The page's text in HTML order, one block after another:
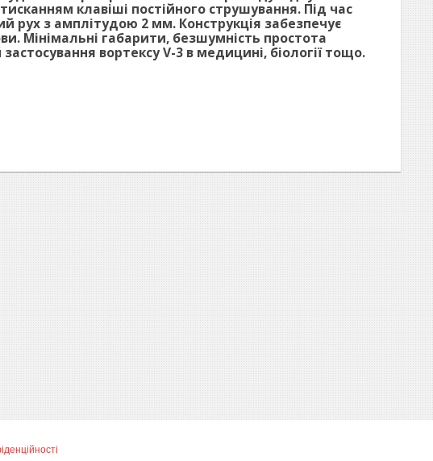
клавіші постійного струшування. Під час
рух з амплітудою 2 мм. Конструкція забезпечує
Мінімальні габарити, безшумність простота
вортексу V-3 в медицині, біології тощо.